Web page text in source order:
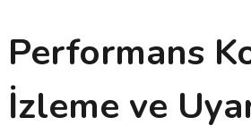
Performans
İzleme ve